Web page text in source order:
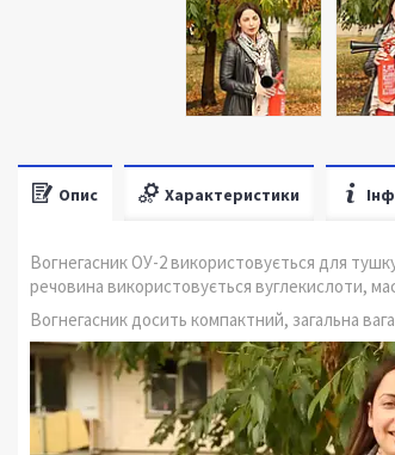
Опис Характеристики
Вогнегасник ОУ-2 використовується для
речовина використовується вуглекислоти,
Вогнегасник досить компактний, загальна